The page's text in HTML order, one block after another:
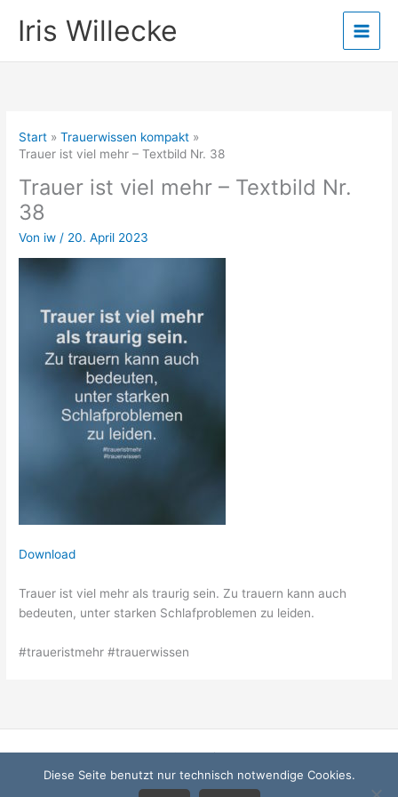
InhaltIris Willecke
Start
Trauerwissen kompakt
Trauer ist viel mehr – Textbild Nr. 38
Trauer ist viel mehr – Textbild Nr.
38
Von iw / 20. April 2023
Download
Trauer ist viel mehr als traurig sein. Zu trauern kann auch
bedeuten, unter starken Schlafproblemen zu leiden.
#traueristmehr #trauerwissen
Startseite
Datenschutzerklärung
Diese Seite benutzt nur technisch notwendige Cookies.